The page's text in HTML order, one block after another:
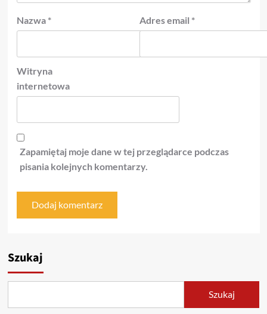
Nazwa * Adres email *
Witryna
internetowa
Zapamiętaj moje dane w tej przeglądarce podczas
pisania kolejnych komentarzy.
Szukaj
Szukaj